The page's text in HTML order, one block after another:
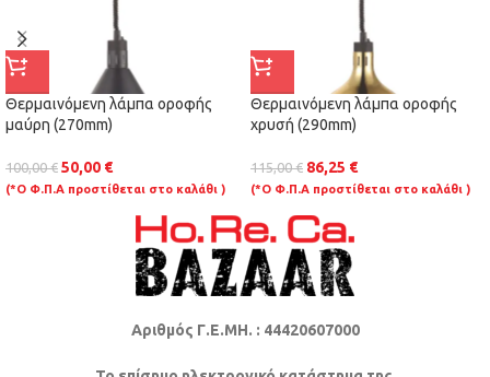
Θερμαινόμενη λάμπα οροφής
μαύρη (270mm)
100,00€ 50,00 €
(*Ο Φ.Π.Α προστίθεται στο καλάθι )
Θερμαινόμενη λάμπα οροφής
χρυσή (290mm)
115,00€ 86,25 €
(*Ο Φ.Π.Α προστίθεται στο καλάθι )
Αριθμός Γ.Ε.ΜΗ. : 44420607000